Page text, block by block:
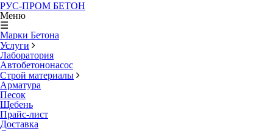
РУС-ПРОМ БЕТОН
Меню
☰
Марки Бетона
Услуги
Лаборатория
Автобетононасос
Строй материалы
Арматура
Песок
Щебень
Прайс-лист
Доставка